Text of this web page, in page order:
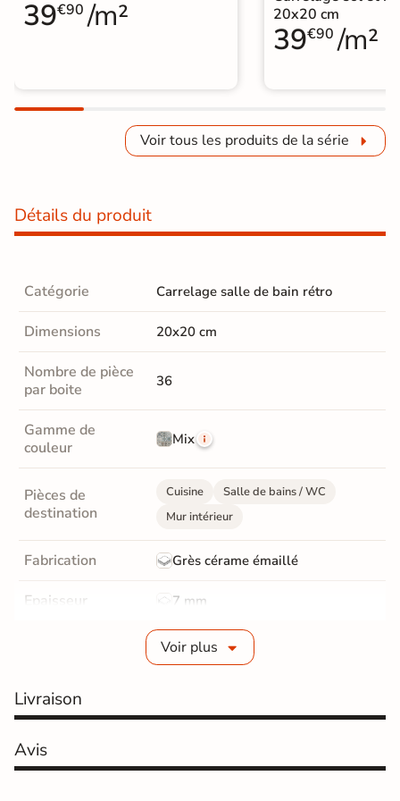
39€90 /m²
20x20 cm
39€90 /m²
Voir tous les produits de la série
Détails du produit
Catégorie Carrelage salle de bain rétro
Dimensions 20x20 cm
Nombre de pièce
par boite
36
Gamme de
couleur
Mix
Pièces de
destination
Cuisine
Salle de bains / WC
Mur intérieur
Fabrication Grès cérame émaillé
Epaisseur 7 mm
Non-rectifié
Surface Lisse
Résistant au Gel Oui
Voir plus
Livraison
Avis